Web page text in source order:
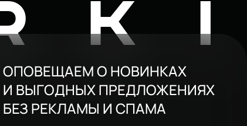
ОПОВЕЩАЕМ О НОВИНКАХ
И ВЫГОДНЫХ ПРЕДЛОЖЕНИЯХ
БЕЗ РЕКЛАМЫ И СПАМА